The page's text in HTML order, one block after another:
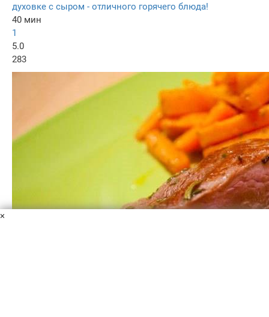
духовке с сыром - отличного горячего блюда!
40 мин
1
5.0
283
×